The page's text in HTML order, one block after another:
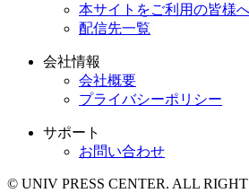
本サイトをご利用の皆様
配信先一覧
会社情報
会社概要
プライバシーポリシー
サポート
お問い合わせ
© UNIV PRESS CENTER. ALL